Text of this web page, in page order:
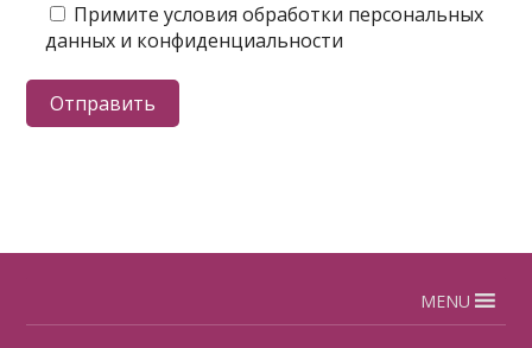
Примите условия обработки персональных
данных и конфиденциальности
MENU